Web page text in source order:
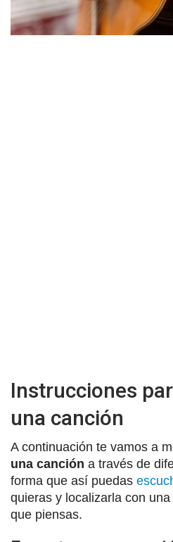
Instrucciones
una canción
A continuación te vamos a
una canción a través de
forma que así puedas
quieras y localizarla con
que piensas.